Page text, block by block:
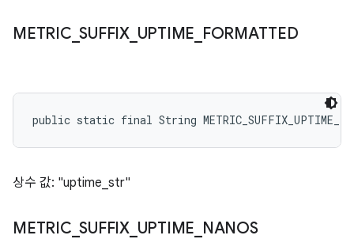
METRIC _SUFFIX_ UPTIME FORMATTED
public static final String
상수 값: "uptime_str"
METRIC _SUFFIX_ UPTIME NANOS